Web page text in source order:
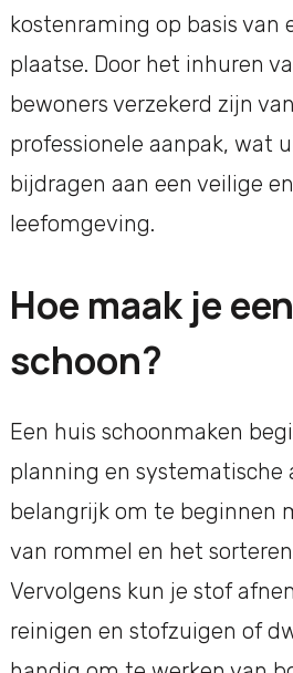
kostenraming op basis van
plaatse. Door het inhuren
bewoners verzekerd zijn
professionele aanpak, wat
bijdragen aan een veilige
leefomgeving.
Hoe maak je
schoon?
Een huis schoonmaken
planning en systematische
belangrijk om te beginnen
van rommel en het
Vervolgens kun je stof
reinigen en stofzuigen of